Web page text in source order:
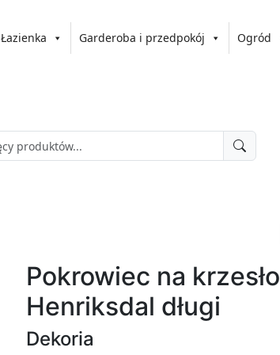
Łazienka Garderoba i przedpokój Ogród
Pokrowiec na krzesło
Henriksdal długi
Dekoria